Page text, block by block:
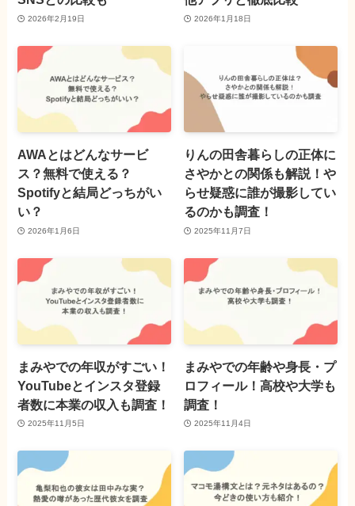
2026年2月19日 2026年1月18日
AWAとはどんなサービ
ス？無料で使える？
Spotifyと結局どっちがい
い？
2026年1月6日
りんの田舎暮らしの正体に
さやかとの関係も解説！や
らせ疑惑に誰が撮影してい
るのかも調査！
2025年11月7日
まみやでの年収がすごい！
YouTubeとインスタ登録
者数に本業の収入も調査！
2025年11月5日
まみやでの年齢や身長・プ
ロフィール！高校や大学も
調査！
2025年11月4日